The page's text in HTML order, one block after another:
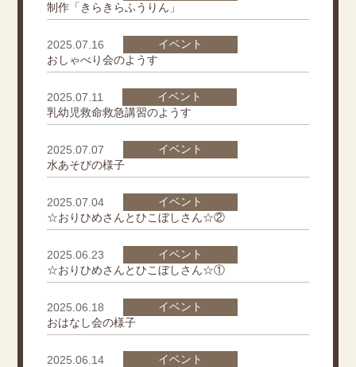
制作「きらきらふうりん」
2025.07.16
イベント
おしゃべり会のようす
2025.07.11
イベント
乳幼児救命救急講習のようす
2025.07.07
イベント
水あそびの様子
2025.07.04
イベント
☆おりひめさんとひこぼしさん☆②
2025.06.23
イベント
☆おりひめさんとひこぼしさん☆①
2025.06.18
イベント
おはなし会の様子
2025.06.14
イベント